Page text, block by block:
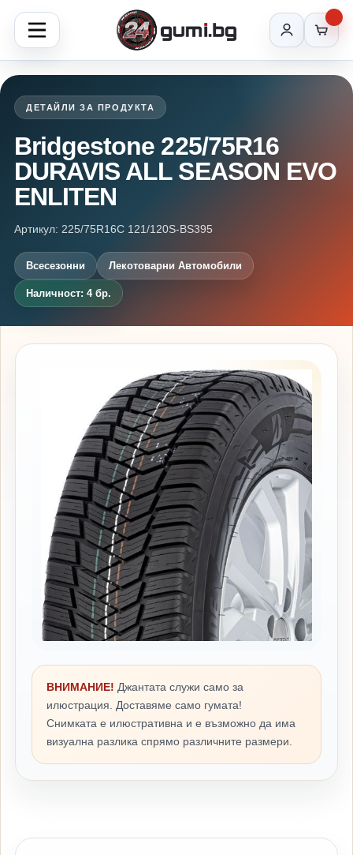
ДЕТАЙЛИ ЗА ПРОДУКТА
Bridgestone 225/75R16
DURAVIS ALL SEASON EVO
ENLITEN
Артикул: 225/75R16C 121/120S-BS395
Всесезонни Лекотоварни Автомобили
Наличност: 4 бр.
ВНИМАНИЕ! Джантата служи само за
илюстрация. Доставяме само гумата!
Снимката е илюстративна и е възможно да има
визуална разлика спрямо различните размери.